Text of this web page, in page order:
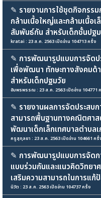
✎ รายงานการใช้ชุดกิจกรร
กล้ามเนื้อใหญ่และกล้ามเนื้อ
สัมพันธ์กัน สำหรับเด็กชั้นปฐ
kratai : 23 ส.ค. 2563 เปิดอ่าน 104713 ครั้ง
✎ การพัฒนารูปแบบการจัด
เพื่อพัฒนา ทักษะทางสังคมด้
สำหรับเด็กปฐมวัย
อัมพรพรรณ : 23 ส.ค. 2563 เปิดอ่าน 104771
✎ รายงานผลการจัดประสบ
สามารถพื้นฐานทางคณิตศา
พัฒนาเด็กเล็กเทศบาลตำบลเ
ครูสุกุลยา : 23 ส.ค. 2563 เปิดอ่าน 104661 ครั้
✎ การพัฒนารูปแบบการจัดก
แบบร่วมกันและแนวคิดวิทยา
เสริมความสามารถในการแก้
นิวัต : 23 ส.ค. 2563 เปิดอ่าน 104737 ครั้ง